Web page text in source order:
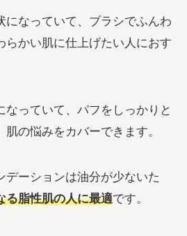
になっていて、ブラシでふんわ
らかい肌に仕上げたい人におす
なっていて、パフをしっかりと
の悩みをカバーできます。
デーションは油分が少ないた
る脂性肌の人に最適です。